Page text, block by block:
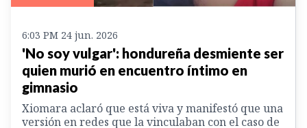
6:03 PM 24 jun. 2026
'No soy vulgar': hondureña desmiente ser
quien murió en encuentro íntimo en
gimnasio
Xiomara aclaró que está viva y manifestó que una
versión en redes que la vinculaban con el caso de